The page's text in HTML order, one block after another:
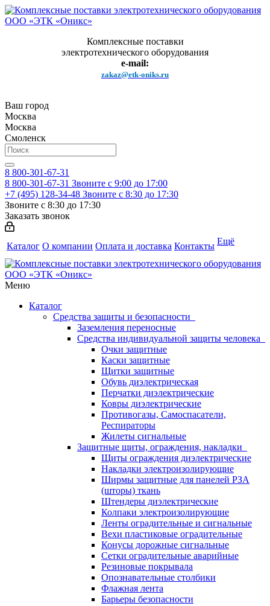
Комплексные поставки
электротехнического оборудования
e-mail:
zakaz@etk-oniks.ru
Ваш город
Москва
Москва
Смоленск
8 800-301-67-31
8 800-301-67-31 Звоните с 9:00 до 17:00
+7 (495) 128-34-48 Звоните с 8:30 до 17:30
Звоните с 8:30 до 17:30
Заказать звонок
Каталог О компании Оплата и доставка Контакты Ещё
Меню
Каталог
Средства защиты и безопасности
Заземления переносные
Средства индивидуальной защиты человека
Очки защитные
Каски защитные
Щитки защитные
Обувь диэлектрическая
Перчатки диэлектрические
Ковры диэлектрические
Противогазы, Самоспасатели,
Респираторы
Жилеты сигнальные
Защитные щиты, ограждения, накладки
Щиты ограждения диэлектрические
Накладки электроизолирующие
Ширмы защитные для панелей РЗА
(шторы) ткань
Штендеры диэлектрические
Колпаки электроизолирующие
Ленты оградительные и сигнальные
Вехи пластиковые оградительные
Конусы дорожные сигнальные
Сетки оградительные аварийные
Резиновые покрывала
Опознавательные столбики
Флажная лента
Барьеры безопасности